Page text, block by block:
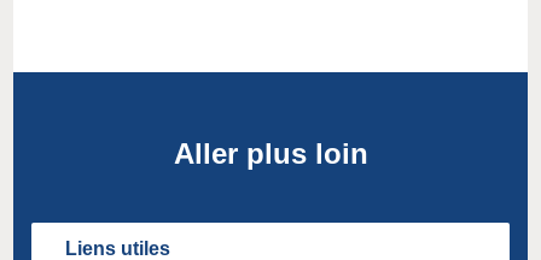
Aller plus loin
Liens utiles